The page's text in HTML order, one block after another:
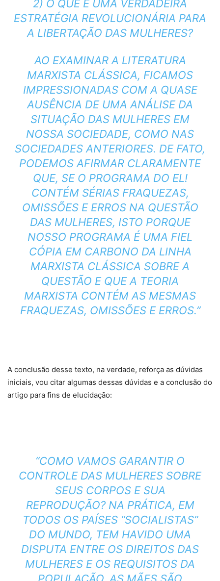
2) O QUE É UMA VERDADEIRA
ESTRATÉGIA REVOLUCIONÁRIA PARA
A LIBERTAÇÃO DAS MULHERES?
AO EXAMINAR A LITERATURA
MARXISTA CLÁSSICA, FICAMOS
IMPRESSIONADAS COM A QUASE
AUSÊNCIA DE UMA ANÁLISE DA
SITUAÇÃO DAS MULHERES EM
NOSSA SOCIEDADE, COMO NAS
SOCIEDADES ANTERIORES. DE FATO,
PODEMOS AFIRMAR CLARAMENTE
QUE, SE O PROGRAMA DO EL!
CONTÉM SÉRIAS FRAQUEZAS,
OMISSÕES E ERROS NA QUESTÃO
DAS MULHERES, ISTO PORQUE
NOSSO PROGRAMA É UMA FIEL
CÓPIA EM CARBONO DA LINHA
MARXISTA CLÁSSICA SOBRE A
QUESTÃO E QUE A TEORIA
MARXISTA CONTÉM AS MESMAS
FRAQUEZAS, OMISSÕES E ERROS.”
A conclusão desse texto, na verdade, reforça as dúvidas
iniciais, vou citar algumas dessas dúvidas e a conclusão do
artigo para fins de elucidação:
“COMO VAMOS GARANTIR O
CONTROLE DAS MULHERES SOBRE
SEUS CORPOS E SUA
REPRODUÇÃO? NA PRÁTICA, EM
TODOS OS PAÍSES “SOCIALISTAS”
DO MUNDO, TEM HAVIDO UMA
DISPUTA ENTRE OS DIREITOS DAS
MULHERES E OS REQUISITOS DA